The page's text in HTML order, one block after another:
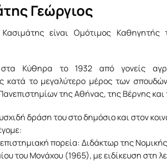
Γεώργιος
είναι Ομότιμος Καθηγητής
στα Κύθηρα το 1932 από γονείς
κατά το μεγαλύτερο μέρος των
της Αθήνας, της Βέρνης
δράση του στο δημόσιο και στον
πορεία: Διδάκτωρ της
του Μονάχου (1965), με ειδίκευση στη